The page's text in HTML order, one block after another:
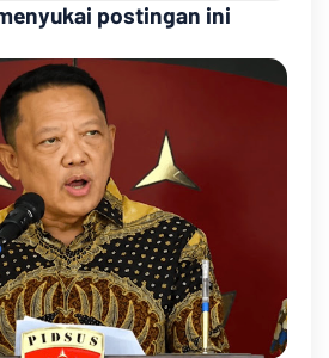
postingan ini